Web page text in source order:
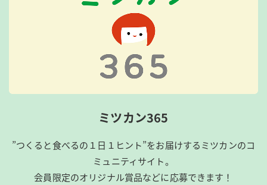
ミツカン365
”つくると食べるの１日１ヒント”をお届けするミツカンのコ
ミュニティサイト。
会員限定のオリジナル賞品などに応募できます！